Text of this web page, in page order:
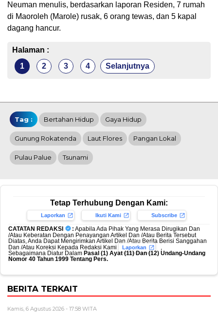
Neuman menulis, berdasarkan laporan Residen, 7 rumah
di Maoroleh (Marole) rusak, 6 orang tewas, dan 5 kapal
dagang hancur.
Halaman :
1
2 3 4 Selanjutnya
Tag : Bertahan Hidup Gaya Hidup
Gunung Rokatenda Laut Flores Pangan Lokal
Pulau Palue Tsunami
Tetap Terhubung Dengan Kami:
Laporkan Ikuti Kami Subscribe
CATATAN REDAKSI : Apabila Ada Pihak Yang Merasa Dirugikan Dan
/Atau Keberatan Dengan Penayangan Artikel Dan /Atau Berita Tersebut
Diatas, Anda Dapat Mengirimkan Artikel Dan /Atau Berita Berisi Sanggahan
Dan /Atau Koreksi Kepada Redaksi Kami
Laporkan
,
Sebagaimana Diatur Dalam Pasal (1) Ayat (11) Dan (12) Undang-Undang
Nomor 40 Tahun 1999 Tentang Pers.
BERITA TERKAIT
Kamis, 6 Agustus 2026 - 17:58 WITA